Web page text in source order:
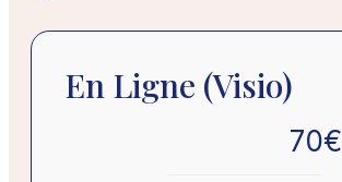
En Ligne (visio)
70€